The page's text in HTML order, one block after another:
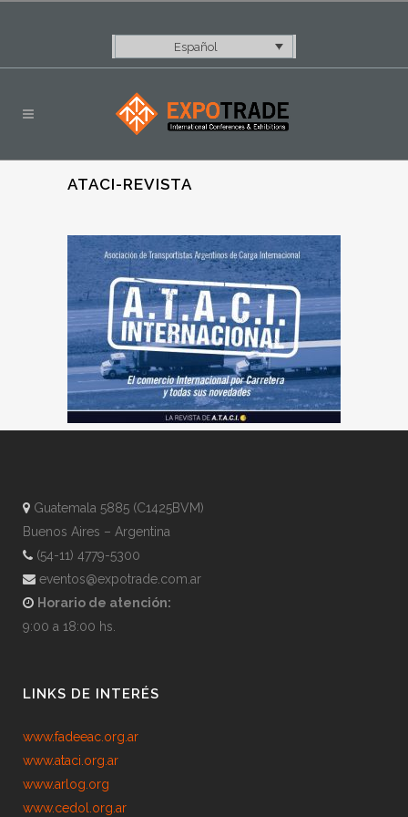
Español
ATACI-REVISTA
Guatemala 5885 (C1425BVM)
Buenos Aires – Argentina
(54-11) 4779-5300
eventos@expotrade.com.ar
Horario de atención:
9:00 a 18:00 hs.
LINKS DE INTERÉS
www.fadeeac.org.ar
www.ataci.org.ar
www.arlog.org
www.cedol.org.ar